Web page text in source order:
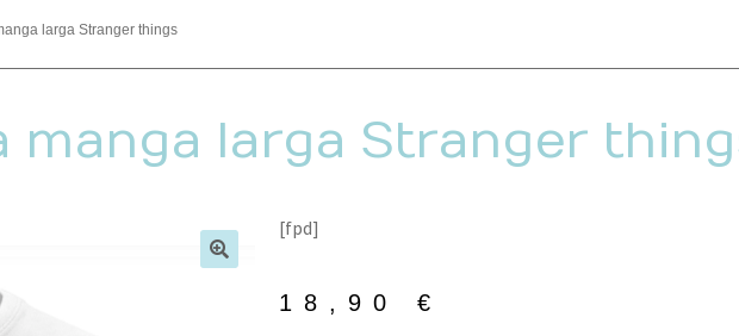
larga Stranger things
manga larga Stranger
[fpd]
18,90 €